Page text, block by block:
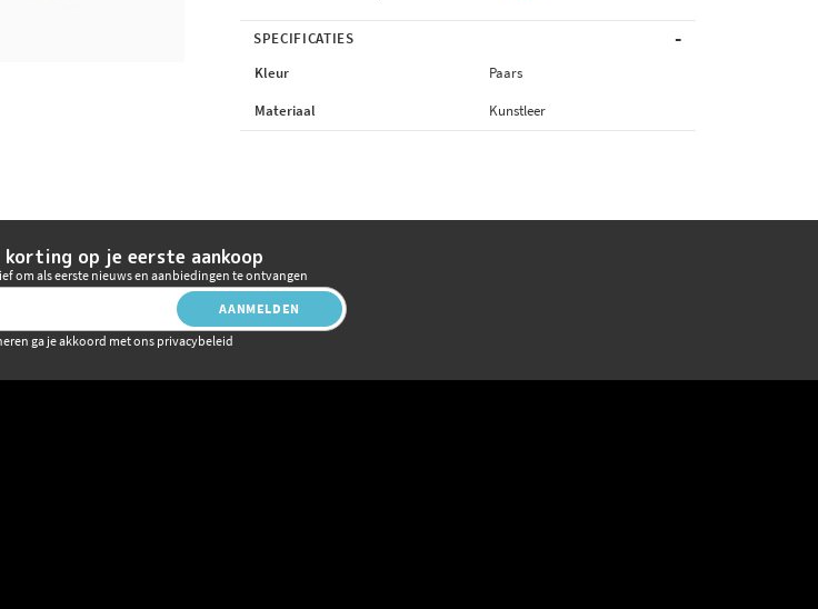
SPECIFICATIES -
Kleur
Paars
Materiaal
Kunstleer
korting op je eerste aankoop
om als eerste nieuws en aanbiedingen te ontvangen
AANMELDEN
ga je akkoord met ons privacybeleid